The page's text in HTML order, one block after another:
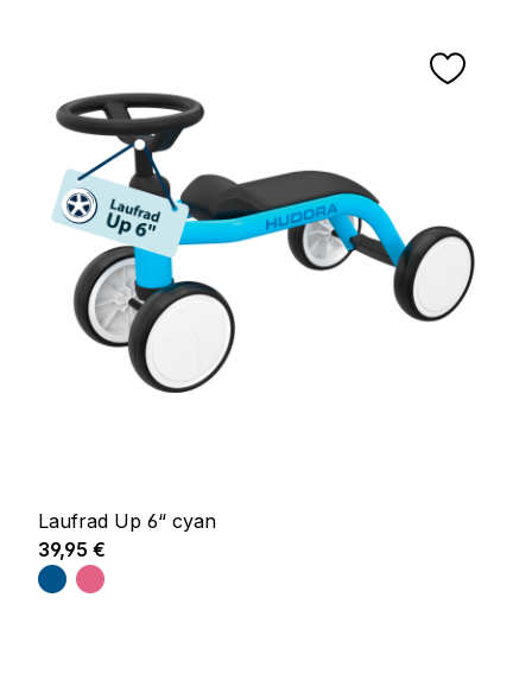
Laufrad Up 6“ cyan
Regulärer Preis:
39,95 €